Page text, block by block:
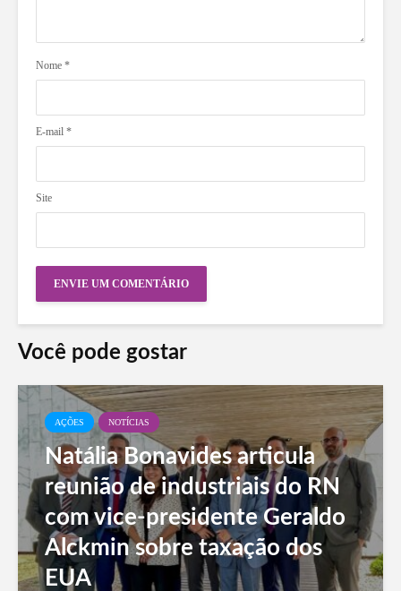
Nome *
E-mail *
Site
Você pode gostar
AÇÕES NOTÍCIAS
Natália Bonavides articula
reunião de industriais do RN
com vice-presidente Geraldo
Alckmin sobre taxação dos
EUA